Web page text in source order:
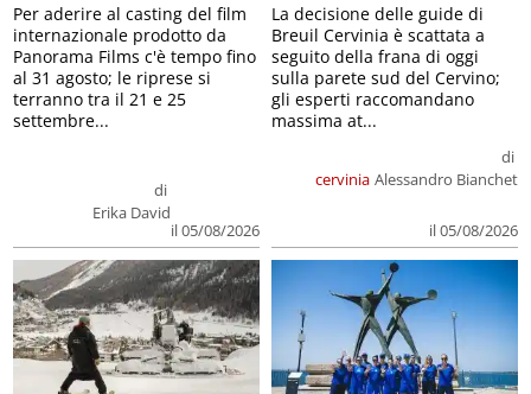
di
Erika David
il 05/08/2026
Per aderire al casting del film
internazionale prodotto da
Panorama Films c'è tempo fino
al 31 agosto; le riprese si
terranno tra il 21 e 25
settembre...
cervinia
di
Alessandro Bianchet
il 05/08/2026
La decisione delle guide di
Breuil Cervinia è scattata a
seguito della frana di oggi
sulla parete sud del Cervino;
gli esperti raccomandano
massima at...